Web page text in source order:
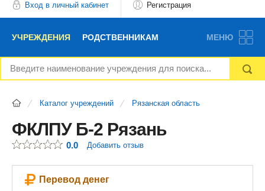
Вход в личный кабинет Регистрация
УЧРЕЖДЕНИЯ РОДСТВЕННИКАМ
НОВОСТИ БЛОГ АДВОКАТЫ
РЕКЛАМОДАТЕЛЯМ
МЕНЮ
Каталог учреждений Рязанская область
ФКЛПУ Б-2 Рязань
0.0 Добавить отзыв
Перевод денег